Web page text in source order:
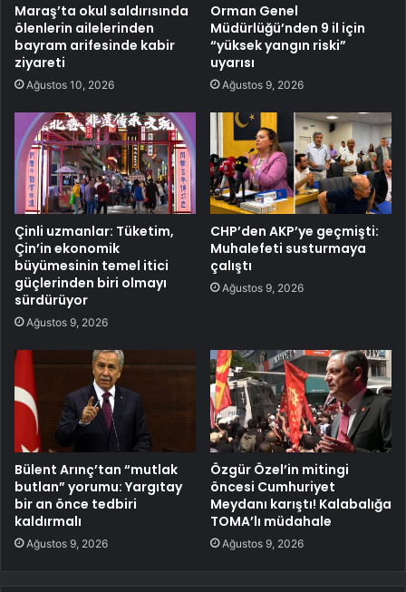
Maraş’ta okul saldırısında
ölenlerin ailelerinden
bayram arifesinde kabir
ziyareti
Ağustos 10, 2026
Orman Genel
Müdürlüğü’nden 9 il için
“yüksek yangın riski”
uyarısı
Ağustos 9, 2026
Çinli uzmanlar: Tüketim,
Çin’in ekonomik
büyümesinin temel itici
güçlerinden biri olmayı
sürdürüyor
Ağustos 9, 2026
CHP’den AKP’ye geçmişti:
Muhalefeti susturmaya
çalıştı
Ağustos 9, 2026
Bülent Arınç’tan “mutlak
butlan” yorumu: Yargıtay
bir an önce tedbiri
kaldırmalı
Ağustos 9, 2026
Özgür Özel’in mitingi
öncesi Cumhuriyet
Meydanı karıştı! Kalabalığa
TOMA’lı müdahale
Ağustos 9, 2026